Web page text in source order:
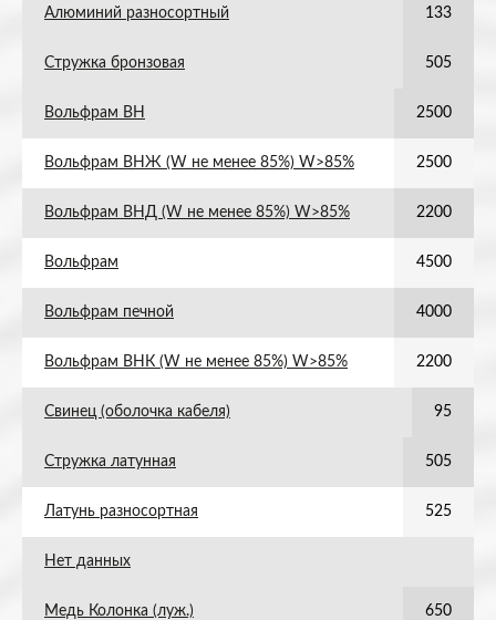
Алюминий разносортный 133
Стружка бронзовая 505
Вольфрам ВН 2500
Вольфрам ВНЖ (W не менее 85%) W>85% 2500
Вольфрам ВНД (W не менее 85%) W>85% 2200
Вольфрам 4500
Вольфрам печной 4000
Вольфрам ВНК (W не менее 85%) W>85% 2200
Свинец (оболочка кабеля) 95
Стружка латунная 505
Латунь разносортная 525
Нет данных
Медь Колонка (луж.) 650